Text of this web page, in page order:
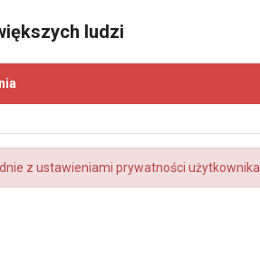
ludzi
z ustawieniami prywatności użytkownika